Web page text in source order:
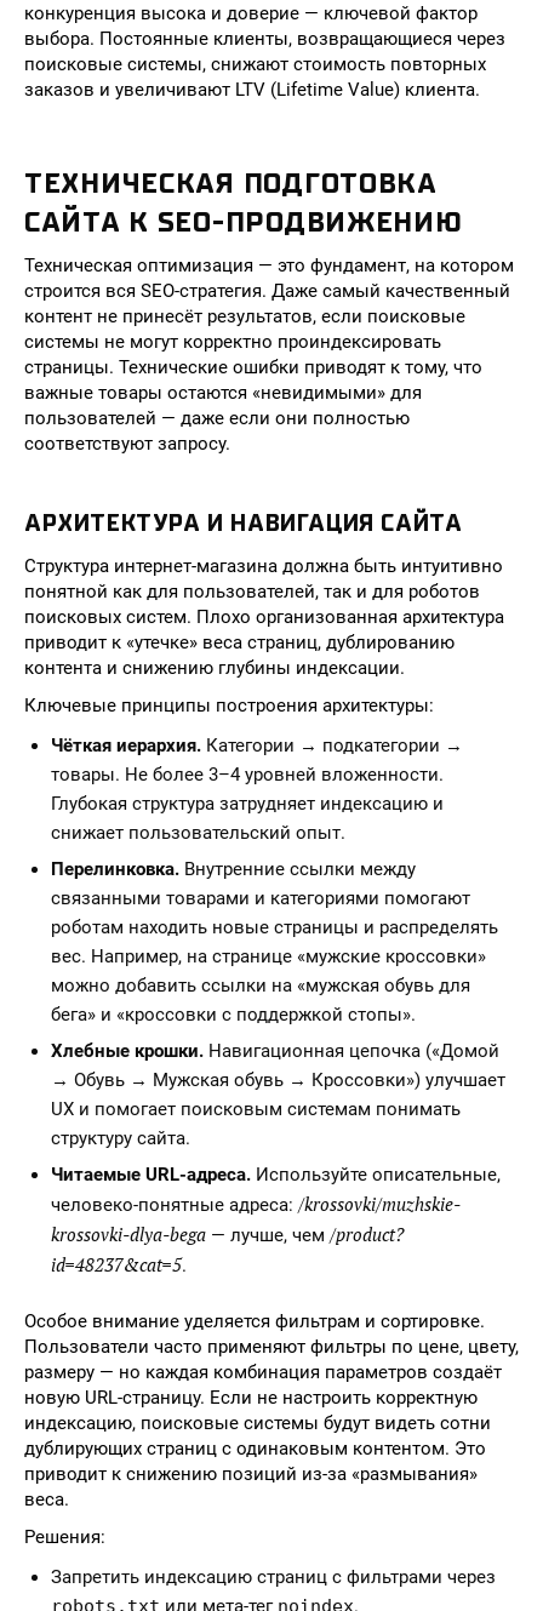
конкуренция высока и доверие — ключевой фактор
выбора. Постоянные клиенты, возвращающиеся через
поисковые системы, снижают стоимость повторных
заказов и увеличивают LTV (Lifetime Value) клиента.
ТЕХНИЧЕСКАЯ ПОДГОТОВКА
САЙТА К SEO-ПРОДВИЖЕНИЮ
Техническая оптимизация — это фундамент, на котором
строится вся SEO-стратегия. Даже самый качественный
контент не принесёт результатов, если поисковые
системы не могут корректно проиндексировать
страницы. Технические ошибки приводят к тому, что
важные товары остаются «невидимыми» для
пользователей — даже если они полностью
соответствуют запросу.
АРХИТЕКТУРА И НАВИГАЦИЯ САЙТА
Структура интернет-магазина должна быть интуитивно
понятной как для пользователей, так и для роботов
поисковых систем. Плохо организованная архитектура
приводит к «утечке» веса страниц, дублированию
контента и снижению глубины индексации.
Ключевые принципы построения архитектуры:
Чёткая иерархия. Категории → подкатегории →
товары. Не более 3–4 уровней вложенности.
Глубокая структура затрудняет индексацию и
снижает пользовательский опыт.
Перелинковка. Внутренние ссылки между
связанными товарами и категориями помогают
роботам находить новые страницы и распределять
вес. Например, на странице «мужские кроссовки»
можно добавить ссылки на «мужская обувь для
бега» и «кроссовки с поддержкой стопы».
Хлебные крошки. Навигационная цепочка («Домой
→ Обувь → Мужская обувь → Кроссовки») улучшает
UX и помогает поисковым системам понимать
структуру сайта.
Читаемые URL-адреса. Используйте описательные,
человеко-понятные адреса: /krossovki/muzhskie-
krossovki-dlya-bega — лучше, чем /product?
id=48237&cat=5.
Особое внимание уделяется фильтрам и сортировке.
Пользователи часто применяют фильтры по цене, цвету,
размеру — но каждая комбинация параметров создаёт
новую URL-страницу. Если не настроить корректную
индексацию, поисковые системы будут видеть сотни
дублирующих страниц с одинаковым контентом. Это
приводит к снижению позиций из-за «размывания»
веса.
Решения:
Запретить индексацию страниц с фильтрами через
robots.txt или мета-тег noindex.